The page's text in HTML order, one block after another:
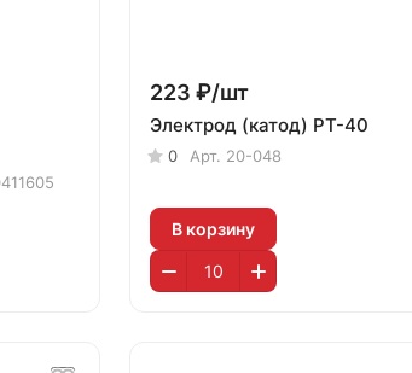
223 ₽/шт
Электрод (катод) PT-40
0 Арт. 20-048
В корзину